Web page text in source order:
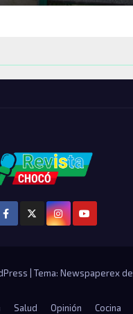
| Tema: Newspaperex de
Salud Opinión Cocina